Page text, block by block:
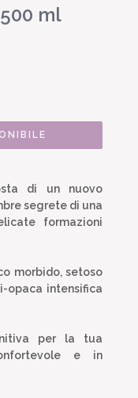
ml
di un nuovo
segrete di una
formazioni
morbido, setoso
opaca intensifica
per la tua
e in